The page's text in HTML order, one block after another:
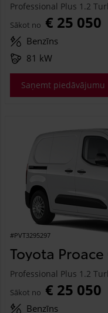
Professional Plus 1.2
Sākot no € 25 050
Benzīns
81 kW
Saņemt piedāvājumu
#PVT3295297
Toyota
Professional Plus 1.2
Sākot no € 25 050
Benzīns